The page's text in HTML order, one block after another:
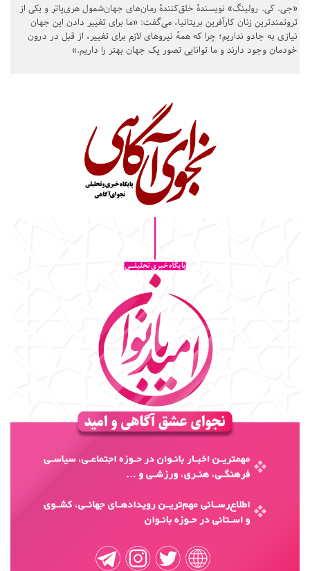
«جی. کی. رولینگ» نویسندهٔ خلق‌کنندهٔ رمان‌های جهان‌شمول هری‌پاتر و یکی از
ثروتمندترین زنان کارآفرین بریتانیا، می‌گفت: «ما برای تغییر دادن این جهان
نیازی به جادو نداریم؛ چرا که همهٔ نیروهای لازم برای تغییر، از قبل در درون
خودمان وجود دارند و ما توانایی تصور یک جهان بهتر را داریم.»